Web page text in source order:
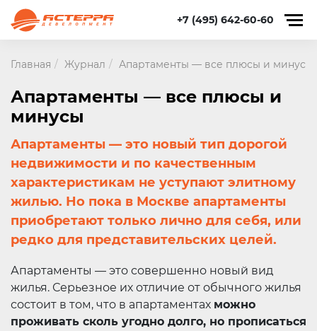
+7 (495) 642-60-60
Главная Журнал Апартаменты — все плюсы и минусы
Апартаменты — все плюсы и
минусы
Апартаменты — это новый тип дорогой
недвижимости и по качественным
характеристикам не уступают элитному
жилью. Но пока в Москве апартаменты
приобретают только лично для себя, или
редко для представительских целей.
Апартаменты — это совершенно новый вид
жилья. Серьезное их отличие от обычного жилья
состоит в том, что в апартаментах можно
проживать сколь угодно долго, но прописаться